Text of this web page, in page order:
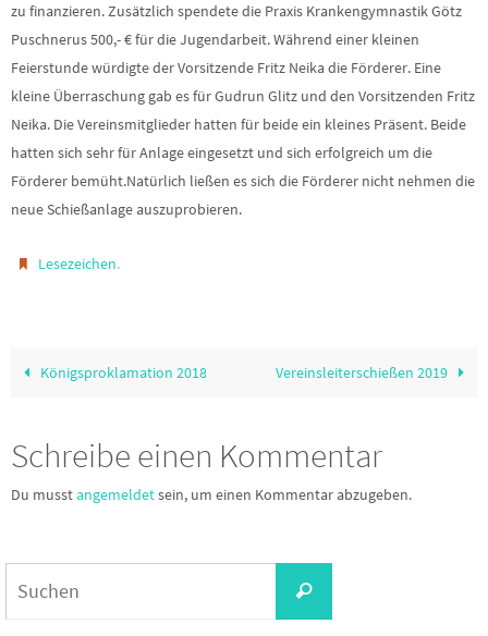
zu finanzieren. Zusätzlich spendete die Praxis Krankengymnastik Götz
Puschnerus 500,- € für die Jugendarbeit. Während einer kleinen
Feierstunde würdigte der Vorsitzende Fritz Neika die Förderer. Eine
kleine Überraschung gab es für Gudrun Glitz und den Vorsitzenden Fritz
Neika. Die Vereinsmitglieder hatten für beide ein kleines Präsent. Beide
hatten sich sehr für Anlage eingesetzt und sich erfolgreich um die
Förderer bemüht.Natürlich ließen es sich die Förderer nicht nehmen die
neue Schießanlage auszuprobieren.
Lesezeichen.
Königsproklamation 2018 Vereinsleiterschießen 2019
Schreibe einen Kommentar
Du musstangemeldetsein, um einen Kommentar abzugeben.
Suchen